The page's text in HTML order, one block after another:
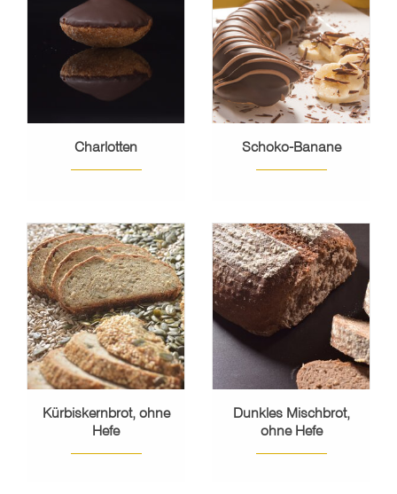
Charlotten Schoko-Banane
Kürbiskernbrot, ohne
Hefe
Dunkles Mischbrot,
ohne Hefe